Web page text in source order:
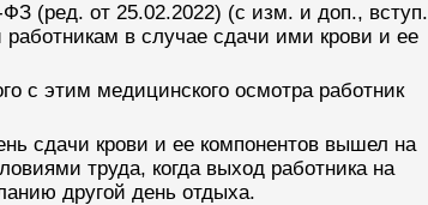
(ред. от 25.02.2022) (с изм. и доп., вступ.
в случае сдачи ими крови и ее
с этим медицинского осмотра работник
сдачи крови и ее компонентов вышел на
труда, когда выход работника на
другой день отдыха.